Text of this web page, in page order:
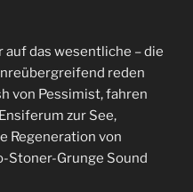
das wesentliche – die
reden
von Pessimist, fahren
zur See,
Regeneration von
Stoner-Grunge Sound